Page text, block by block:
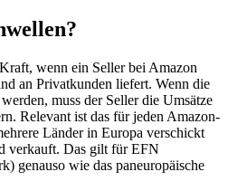
wenn ein Seller bei Amazon
an Privatkunden liefert. Wenn die
muss der Seller die Umsätze
Relevant ist das für jeden Amazon-
Länder in Europa verschickt
verkauft. Das gilt für EFN
genauso wie das paneuropäische